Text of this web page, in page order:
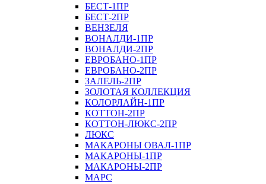
БЕСТ-1ПР
БЕСТ-2ПР
ВЕНЗЕЛЯ
ВОНАЛДИ-1ПР
ВОНАЛДИ-2ПР
ЕВРОБАНО-1ПР
ЕВРОБАНО-2ПР
ЗАЛЕЛЬ-2ПР
ЗОЛОТАЯ КОЛЛЕКЦИЯ
КОЛОРЛАЙН-1ПР
КОТТОН-2ПР
КОТТОН-ЛЮКС-2ПР
ЛЮКС
МАКАРОНЫ ОВАЛ-1ПР
МАКАРОНЫ-1ПР
МАКАРОНЫ-2ПР
МАРС